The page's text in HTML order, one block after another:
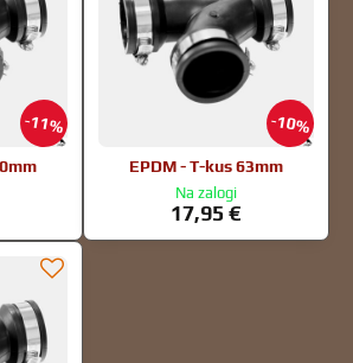
11% 10%
EPDM - T-kus 63mm
Na zalogi
17,95 €